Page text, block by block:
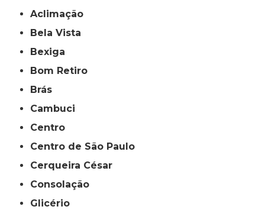
Aclimação
Bela Vista
Bexiga
Bom Retiro
Brás
Cambuci
Centro
Centro de São Paulo
Cerqueira César
Consolação
Glicério